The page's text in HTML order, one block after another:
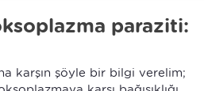
paraziti:
karşın şöyle bir bilgi verelim;